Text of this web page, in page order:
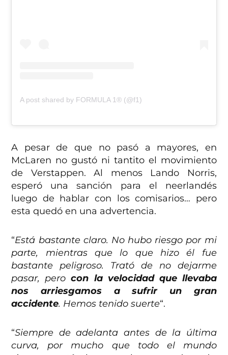
A post shared by FORMULA 1® (@f1)
A pesar de que no pasó a mayores, en
McLaren no gustó ni tantito el movimiento
de Verstappen. Al menos Lando Norris,
esperó una sanción para el neerlandés
luego de hablar con los comisarios… pero
esta quedó en una advertencia.
“Está bastante claro. No hubo riesgo por mi
parte, mientras que lo que hizo él fue
bastante peligroso. Trató de no dejarme
pasar, perocon la velocidad que llevaba
nos arriesgamos a sufrir un gran
accidente. Hemos tenido suerte“.
“Siempre de adelanta antes de la última
curva, por mucho que todo el mundo